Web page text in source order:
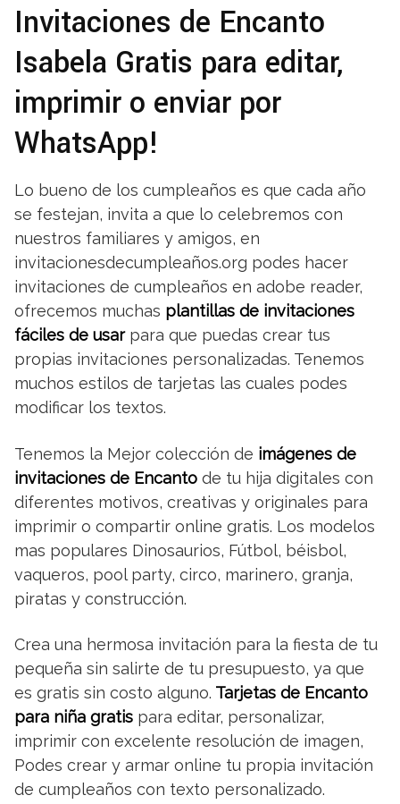
Invitaciones de Encanto
Isabela Gratis para editar,
imprimir o enviar por
WhatsApp!
Lo bueno de los cumpleaños es que cada año
se festejan, invita a que lo celebremos con
nuestros familiares y amigos, en
invitacionesdecumpleaños.org podes hacer
invitaciones de cumpleaños en adobe reader,
ofrecemos muchas plantillas de invitaciones
fáciles de usarpara que puedas crear tus
propias invitaciones personalizadas. Tenemos
muchos estilos de tarjetas las cuales podes
modificar los textos.
Tenemos la Mejor colección de imágenes de
invitaciones de Encanto de tu hija digitales con
diferentes motivos, creativas y originales para
imprimir o compartir online gratis. Los modelos
mas populares Dinosaurios, Fútbol, béisbol,
vaqueros, pool party, circo, marinero, granja,
piratas y construcción.
Crea una hermosa invitación para la fiesta de tu
pequeña sin salirte de tu presupuesto, ya que
es gratis sin costo alguno. Tarjetas de Encanto
para niña gratis para editar, personalizar,
imprimir con excelente resolución de imagen,
Podes crear y armar online tu propia invitación
de cumpleaños con texto personalizado.